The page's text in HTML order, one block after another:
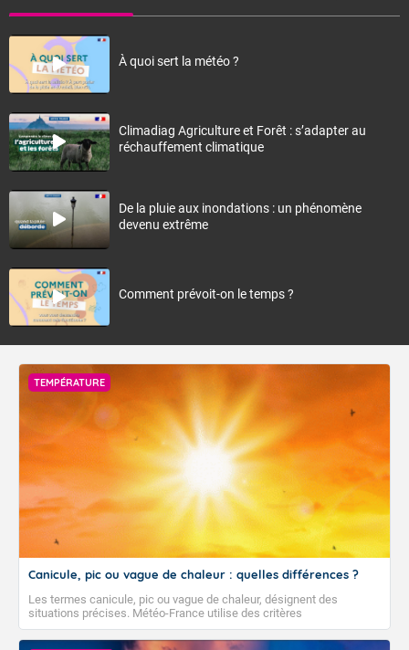
À quoi sert la météo ?
Climadiag Agriculture et Forêt : s’adapter au
réchauffement climatique
De la pluie aux inondations : un phénomène
devenu extrême
Comment prévoit-on le temps ?
TEMPÉRATURE
Canicule, pic ou vague de chaleur : quelles différences ?
Les termes canicule, pic ou vague de chaleur, désignent des
situations précises. Météo-France utilise des critères
climatologiques pour évaluer et qualifier les épisodes de chaleur qui
peuvent avoir des impacts sanitaires et socio-économiques